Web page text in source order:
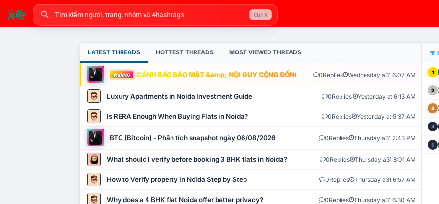
Ctrl K
LATEST THREADS HOTTEST THREADS MOST VIEWED THREADS
VÀNG CẢNH BÁO BẢO MẬT &amp; NỘI QUY CỘNG ĐỒNG VLIKE.VN: HỆ THỐNG GIÁM SÁT TỰ
0Replies Wednesday a31 6:07 AM
Luxury Apartments in Noida Investment Guide 0Replies Yesterday at 6:13 AM
Is RERA Enough When Buying Flats in Noida? 0Replies Yesterday at 5:37 AM
BTC (Bitcoin) - Phân tích snapshot ngày 06/08/2026 0Replies Thursday a31 2:43 PM
What should I verify before booking 3 BHK flats in Noida? 0Replies Thursday a31 8:01 AM
How to Verify property in Noida Step by Step 0Replies Thursday a31 6:57 AM
Why does a 4 BHK flat Noida offer better privacy? 0Replies Thursday a31 6:30 AM
1
2
3
4
5